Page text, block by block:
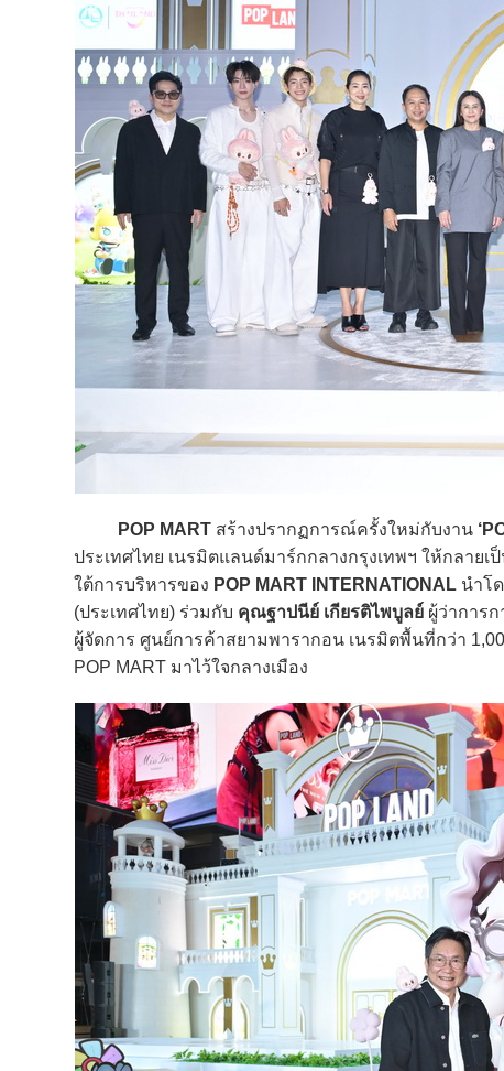
POP MART สร้างปรากฏการณ์ครั้งใหม่กับงาน
ประเทศไทย เนรมิตแลนด์มาร์กกลางกรุงเทพฯ ให้กลายเ
ใต้การบริหารของ POP MART INTERNATIONAL นำโ
(ประเทศไทย) ร่วมกับ คุณฐาปนีย์ เกียรติไพบูลย์ ผู้ว่าการ
ผู้จัดการ ศูนย์การค้าสยามพารากอน เนรมิตพื้นที่กว่า
POP MART มาไว้ใจกลางเมือง